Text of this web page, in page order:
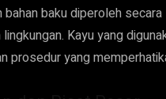
baku diperoleh
Kayu yang
prosedur yang